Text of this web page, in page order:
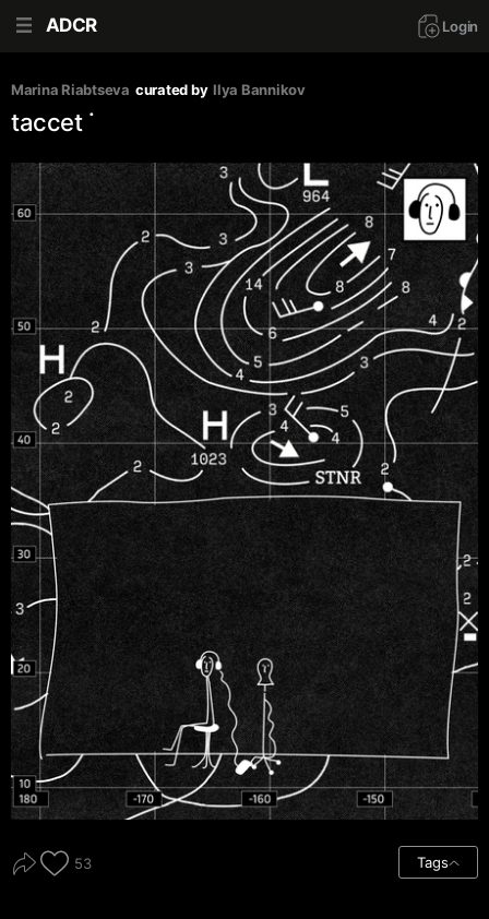
ADCR Login
Marina Riabtseva curated by Ilya Bannikov
taccet ˙‎
53 Tags